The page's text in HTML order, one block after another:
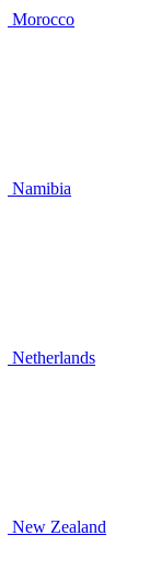
Morocco
Namibia
Netherlands
New Zealand